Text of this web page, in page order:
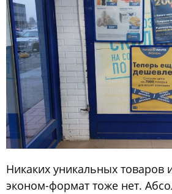
Никаких уникальных товаров
эконом-формат тоже нет.